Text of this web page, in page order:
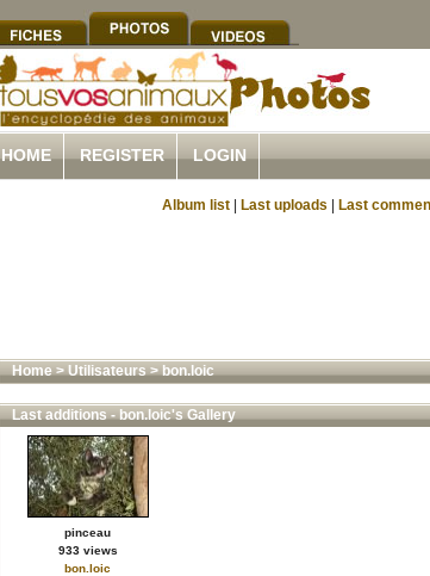
HOME REGISTER LOGIN
Album list Last uploads Last
Home>Utilisateurs>bon.loic
Last additions - bon.loic's Gallery
pinceau
933 views
bon.loic